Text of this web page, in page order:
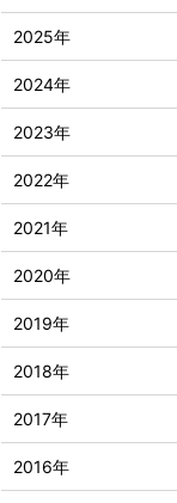
2025年
2024年
2023年
2022年
2021年
2020年
2019年
2018年
2017年
2016年